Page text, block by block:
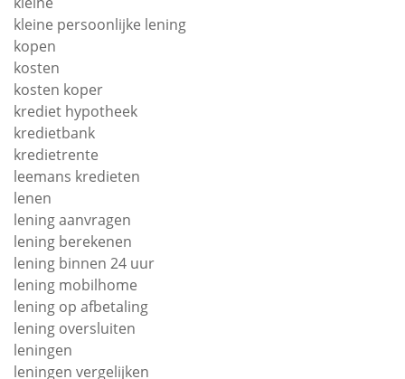
kleine persoonlijke lening
kopen
kosten
kosten koper
krediet hypotheek
kredietbank
kredietrente
leemans kredieten
lenen
lening aanvragen
lening berekenen
lening binnen 24 uur
lening mobilhome
lening op afbetaling
lening oversluiten
leningen
leningen vergelijken